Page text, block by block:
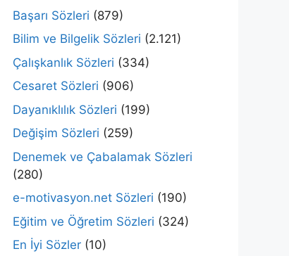
Başarı Sözleri (879)
Bilim ve Bilgelik Sözleri (2.121)
Çalışkanlık Sözleri (334)
Cesaret Sözleri (906)
Dayanıklılık Sözleri (199)
Değişim Sözleri (259)
Denemek ve Çabalamak Sözleri
(280)
e-motivasyon.net Sözleri (190)
Eğitim ve Öğretim Sözleri (324)
En İyi Sözler (10)